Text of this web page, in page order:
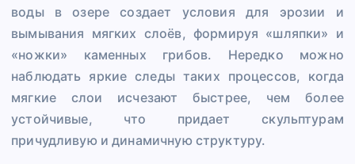
воды в озере создает условия для эрозии и
вымывания мягких слоёв, формируя «шляпки» и
«ножки» каменных грибов. Нередко можно
наблюдать яркие следы таких процессов, когда
мягкие слои исчезают быстрее, чем более
устойчивые, что придает скульптурам
причудливую и динамичную структуру.